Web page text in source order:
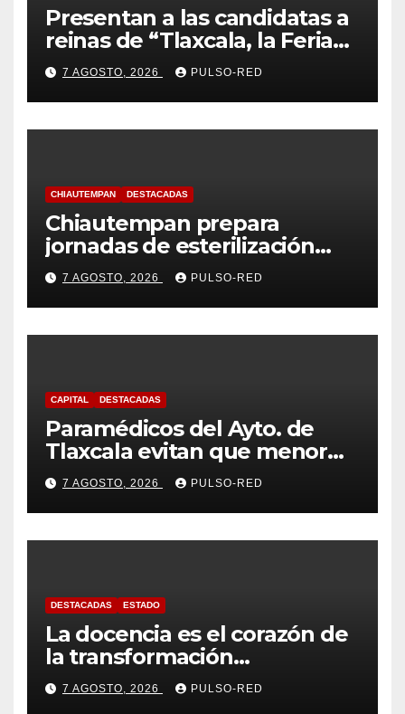
Presentan a las candidatas a
reinas de “Tlaxcala, la Feria
de Ferias 2026: La Flor
Tlaxcalteca”
7 AGOSTO, 2026 PULSO-RED
CHIAUTEMPAN DESTACADAS
Chiautempan prepara
jornadas de esterilización
para perros y gatos
7 AGOSTO, 2026 PULSO-RED
CAPITAL DESTACADAS
Paramédicos del Ayto. de
Tlaxcala evitan que menor
sufra complicaciones por
hipotermia tras caer en una
cisterna
7 AGOSTO, 2026 PULSO-RED
DESTACADAS ESTADO
La docencia es el corazón de
la transformación
universitaria: Rector de la
UATx
7 AGOSTO, 2026 PULSO-RED